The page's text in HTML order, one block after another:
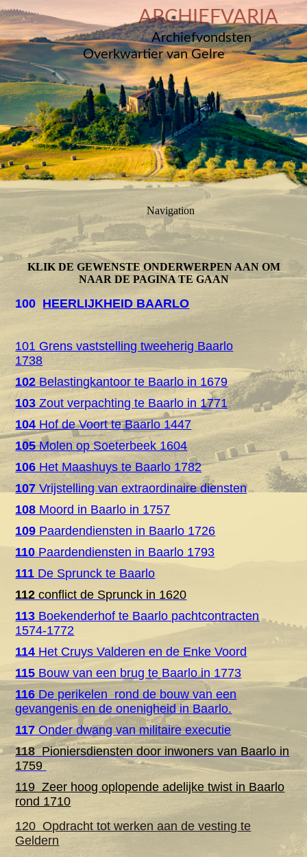
ARCHIEFVARIA
Archiefvondsten
Overkwartier van Gelre
Navigation
KLIK DE GEWENSTE ONDERWERPEN AAN OM
NAAR DE PAGINA TE GAAN
100 HEERLIJKHEID BAARLO
101 Grens vaststelling tweeherig Baarlo
1738
102Belastingkantoor te Baarlo in 1679
103 Zout verpachting te Baarlo in 1771
104 Hof de Voort te Baarlo 1447
105Molen op Soeterbeek 1604
106 Het Maashuys te Baarlo 1782
107Vrijstelling van extraordinaire diensten
108 Moord in Baarlo in 1757
109 Paardendiensten in Baarlo 1726
110 Paardendiensten in Baarlo 1793
111 De Sprunck te Baarlo
112 conflict de Sprunck in 1620
113 Boekenderhof te Baarlo pachtcontracten
1574-1772
114 Het Cruys Valderen en de Enke Voord
115 Bouw van een brug te Baarlo in 1773
116 De perikelen rond de bouw van een
gevangenis en de onenigheid in Baarlo.
117Onder dwang van militaire executie
118 Pioniersdiensten door inwoners van Baarlo in
1759
119 Zeer hoog oplopende adelijke twist in Baarlo
rond 1710
120 Opdracht tot werken aan de vesting te
Geldern